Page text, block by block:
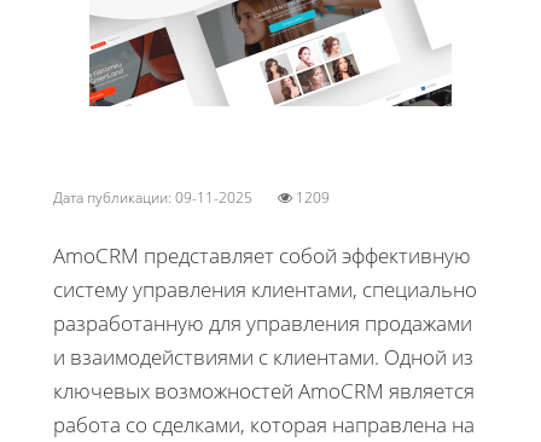
Дата публикации: 09-11-2025 1209
AmoCRM представляет собой эффективную
систему управления клиентами, специально
разработанную для управления продажами
и взаимодействиями с клиентами. Одной из
ключевых возможностей AmoCRM является
работа со сделками, которая направлена на